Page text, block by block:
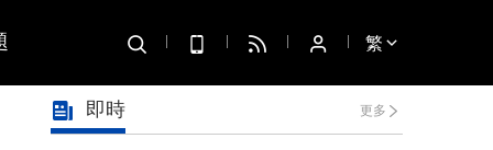
繁
即時 更多